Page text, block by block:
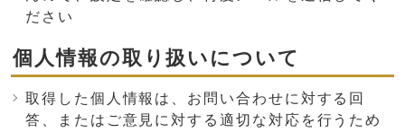
ださい
個人情報の取り扱いについて
取得した個人情報は、お問い合わせに対する回
答、またはご意見に対する適切な対応を行うため